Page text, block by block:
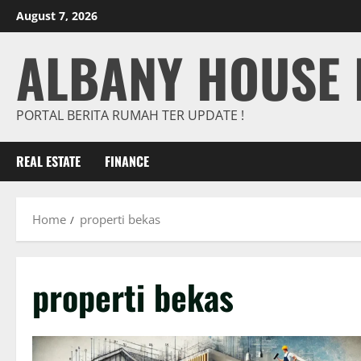
Skip
to
August 7, 2026
ALBANY HOUSE
PORTAL BERITA RUMAH TER UPDATE !
REAL ESTATE FINANCE
Home properti bekas
properti bekas